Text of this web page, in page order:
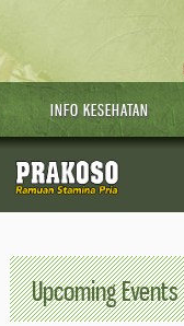
INFO KESEHATAN
Upcoming Events